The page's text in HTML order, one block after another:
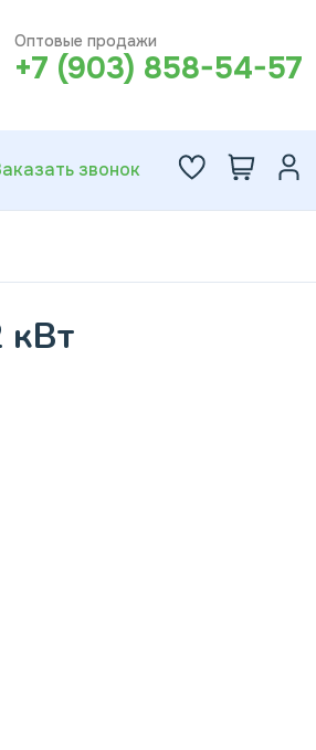
Оптовые продажи
+7 (903) 858-54-57
звонок
кВт